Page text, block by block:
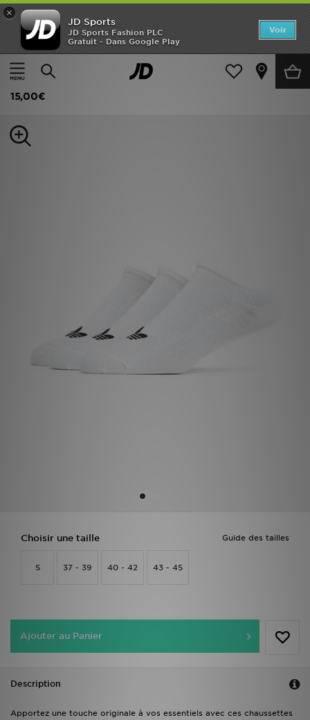
×
JD Sports
JD Sports Fashion PLC
Gratuit - Dans Google Play
Voir
Accueil
Femme Accessoires Femme Chaussettes
adidas Originals Lot de 3 paires de chaussettes Trainer
15,00€
Guide des tailles
Choisir une taille
S 37 - 39 40 - 42 43 - 45
Ajouter au Panier
Description
Apportez une touche originale à vos essentiels avec ces chaussettes
Accueil
Nouveautés
Enfant
Suivre Ma Commande